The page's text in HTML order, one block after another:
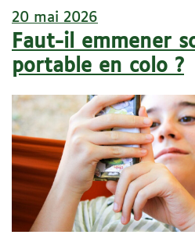
20 mai 2026
Faut-il emmener
portable en colo ?